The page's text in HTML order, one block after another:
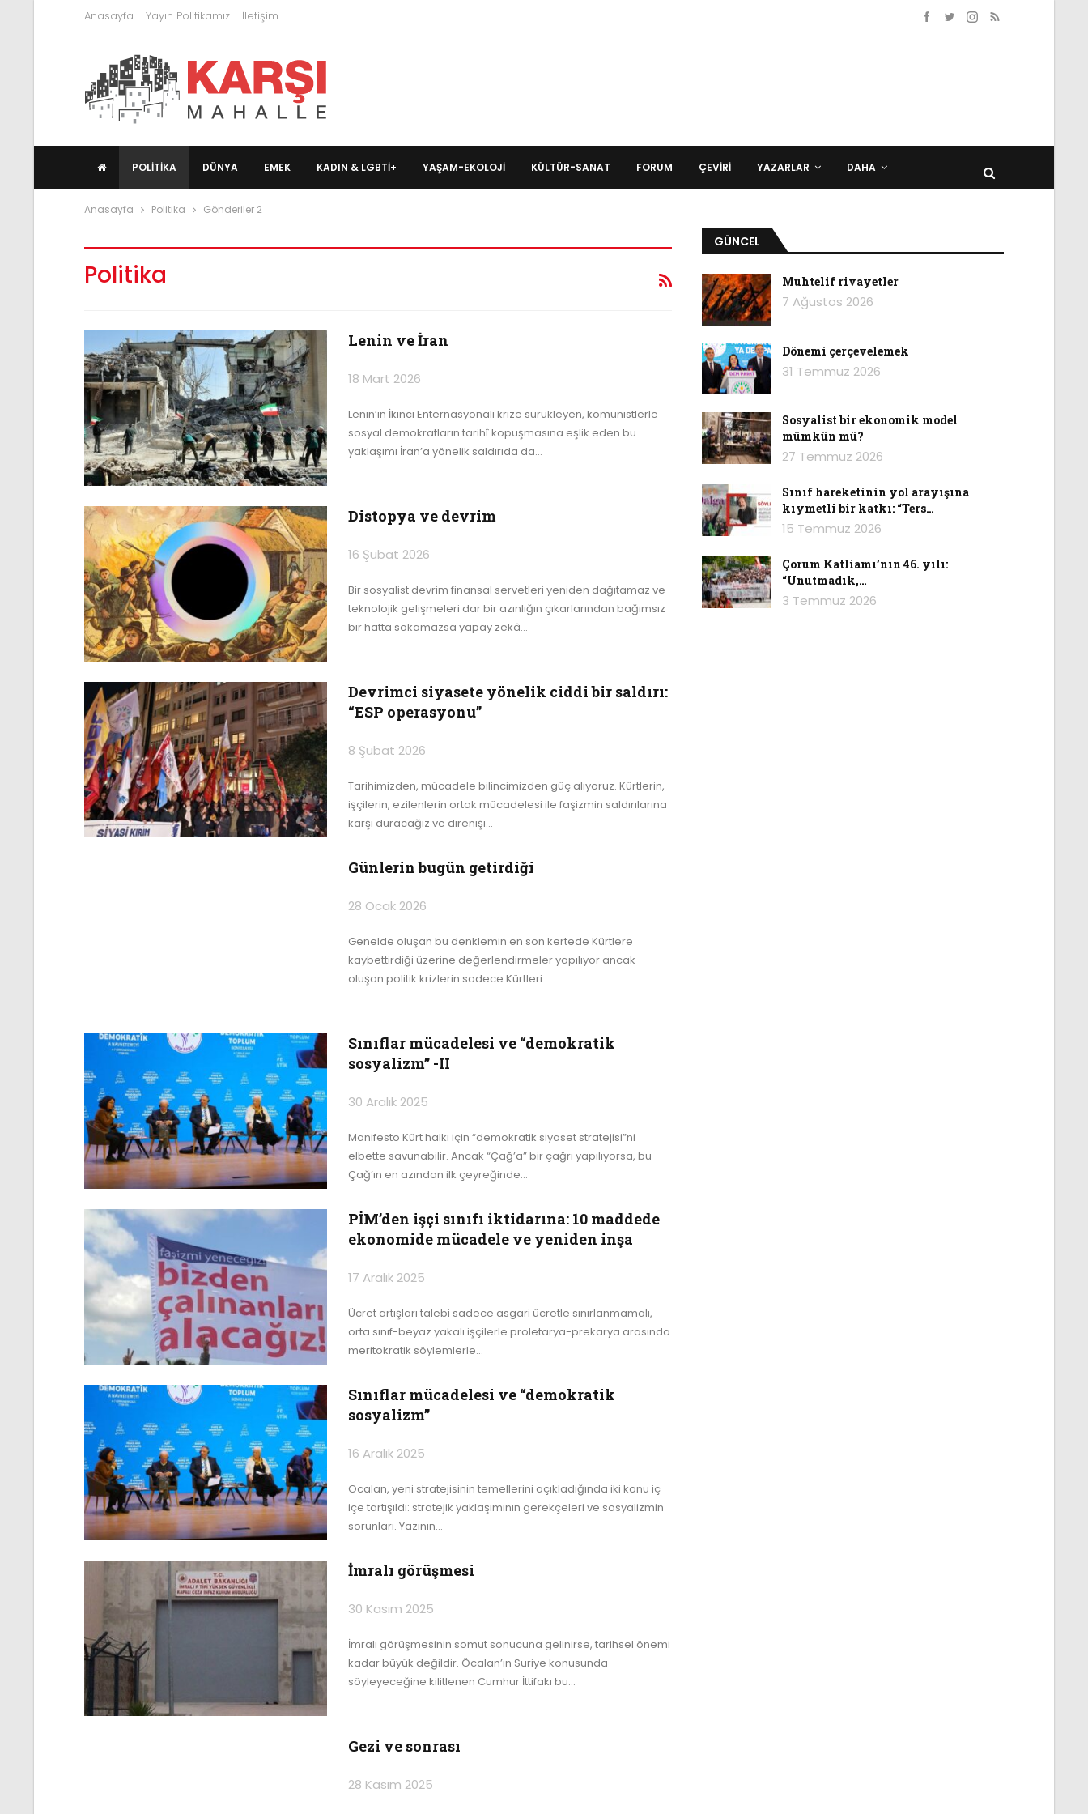
Anasayfa Yayın Politikamız İletişim
POLITIKA DÜNYA EMEK KADIN & LGBTİ+ YAŞAM-EKOLOJI KÜLTÜR-SANAT FORUM ÇEVIRI YAZARLAR DAHA
Anasayfa Politika Gönderiler 2
Politika
Lenin ve İran
18 Mart 2026
Lenin’in İkinci Enternasyonali krize sürükleyen, komünistlerle
sosyal demokratların tarihî kopuşmasına eşlik eden bu
yaklaşımı İran’a yönelik saldırıda da…
Distopya ve devrim
16 Şubat 2026
Bir sosyalist devrim finansal servetleri yeniden dağıtamaz ve
teknolojik gelişmeleri dar bir azınlığın çıkarlarından bağımsız
bir hatta sokamazsa yapay zekâ…
Devrimci siyasete yönelik ciddi bir saldırı:
“ESP operasyonu”
8 Şubat 2026
Tarihimizden, mücadele bilincimizden güç alıyoruz. Kürtlerin,
işçilerin, ezilenlerin ortak mücadelesi ile faşizmin saldırılarına
karşı duracağız ve direnişi…
Günlerin bugün getirdiği
28 Ocak 2026
Genelde oluşan bu denklemin en son kertede Kürtlere
kaybettirdiği üzerine değerlendirmeler yapılıyor ancak
oluşan politik krizlerin sadece Kürtleri…
Sınıflar mücadelesi ve “demokratik
sosyalizm” -II
30 Aralık 2025
Manifesto Kürt halkı için “demokratik siyaset stratejisi”ni
elbette savunabilir. Ancak “Çağ’a” bir çağrı yapılıyorsa, bu
Çağ’ın en azından ilk çeyreğinde…
PİM’den işçi sınıfı iktidarına: 10 maddede
ekonomide mücadele ve yeniden inşa
17 Aralık 2025
Ücret artışları talebi sadece asgari ücretle sınırlanmamalı,
orta sınıf-beyaz yakalı işçilerle proletarya-prekarya arasında
meritokratik söylemlerle…
Sınıflar mücadelesi ve “demokratik
sosyalizm”
16 Aralık 2025
Öcalan, yeni stratejisinin temellerini açıkladığında iki konu iç
içe tartışıldı: stratejik yaklaşımının gerekçeleri ve sosyalizmin
sorunları. Yazının…
İmralı görüşmesi
30 Kasım 2025
İmralı görüşmesinin somut sonucuna gelinirse, tarihsel önemi
kadar büyük değildir. Öcalan’ın Suriye konusunda
söyleyeceğine kilitlenen Cumhur İttifakı bu…
Gezi ve sonrası
28 Kasım 2025
GÜNCEL
Muhtelif rivayetler
7 Ağustos 2026
Dönemi çerçevelemek
31 Temmuz 2026
Sosyalist bir ekonomik model
mümkün mü?
27 Temmuz 2026
Sınıf hareketinin yol arayışına
kıymetli bir katkı: “Ters…
15 Temmuz 2026
Çorum Katliamı’nın 46. yılı:
“Unutmadık,…
3 Temmuz 2026